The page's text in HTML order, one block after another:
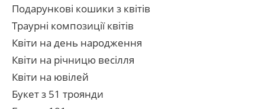
Подарункові кошики з квітів
Траурні композиції квітів
Квіти на день народження
Квіти на річницю весілля
Квіти на ювілей
Букет з 51 троянди